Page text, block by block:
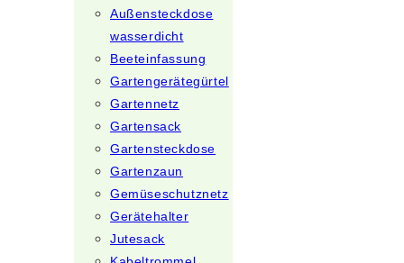
Außensteckdose
wasserdicht
Beeteinfassung
Gartengerätegürtel
Gartennetz
Gartensack
Gartensteckdose
Gartenzaun
Gemüseschutznetz
Gerätehalter
Jutesack